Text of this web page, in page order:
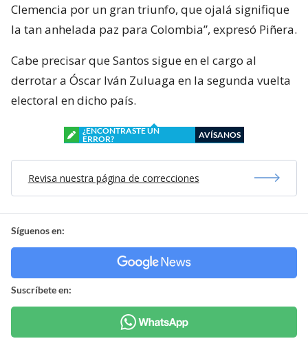
Clemencia por un gran triunfo, que ojalá signifique
la tan anhelada paz para Colombia”, expresó Piñera.
Cabe precisar que Santos sigue en el cargo al
derrotar a Óscar Iván Zuluaga en la segunda vuelta
electoral en dicho país.
¿ENCONTRASTE UN
ERROR?
AVÍSANOS
Revisa nuestra página de correcciones
Síguenos en:
Suscríbete en: